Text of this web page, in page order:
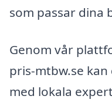
som passar dina
Genom vår
pris-mtbw.se
med lokala